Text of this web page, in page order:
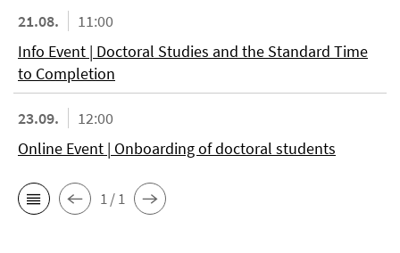
21.08.
11:00
Info Event | Doctoral Studies and the Standard Time
to Completion
23.09.
12:00
Online Event | Onboarding of doctoral students
1 / 1